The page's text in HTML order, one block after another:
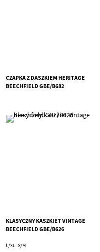
CZAPKA Z DASZKIEM HERITAGE
BEECHFIELD GBE/B682
KLASYCZNY KASZKIET VINTAGE
BEECHFIELD GBE/B626
L/XL S/M